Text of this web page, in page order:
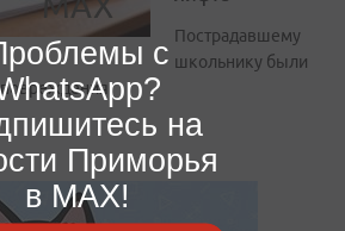
Пострадавшему
школьнику были
с
на
Приморья
в MAX!